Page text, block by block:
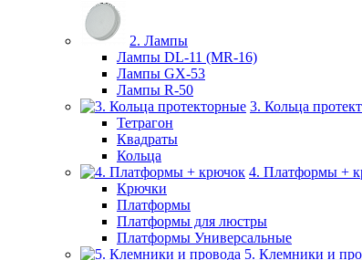
2. Лампы
Лампы DL-11 (MR-16)
Лампы GX-53
Лампы R-50
3. Кольца
Тетрагон
Квадраты
Кольца
4. Платформы +
Крючки
Платформы
Платформы для люстры
Платформы Универсальные
5. Клемники и